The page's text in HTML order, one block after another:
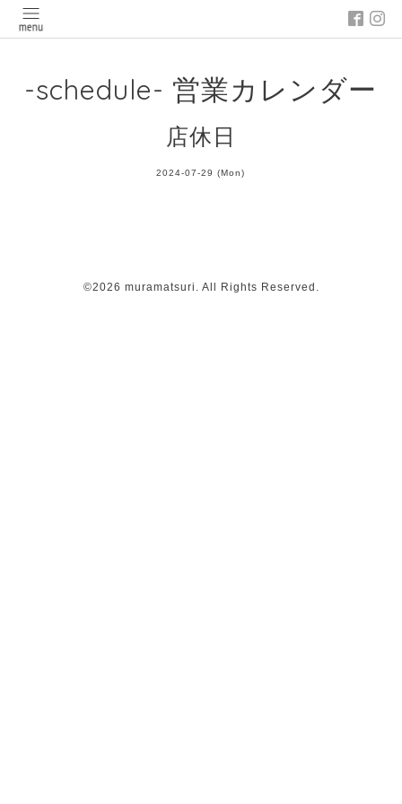
-schedule- 営業カレンダー
店休日
2024-07-29 (Mon)
©2026 muramatsuri . All Rights Reserved.